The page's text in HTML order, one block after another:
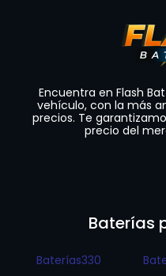
Encuentra en Flash
vehículo, con la más
precios. Te
precio del
Baterías
Baterías330